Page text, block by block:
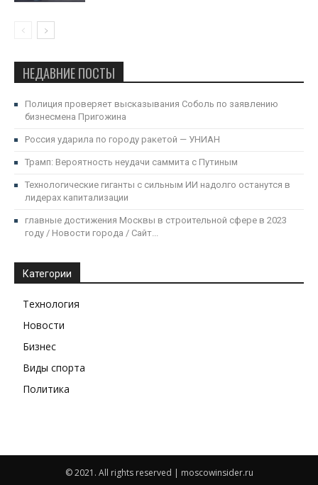
НЕДАВНИЕ ПОСТЫ
Полиция проверяет высказывания Соболь по заявлению
бизнесмена Пригожина
Россия ударила по городу ракетой — УНИАН
Трамп: Вероятность неудачи саммита с Путиным
Технологические гиганты с сильным ИИ надолго останутся в
лидерах капитализации
главные достижения Москвы в строительной сфере в 2023
году / Новости города / Сайт...
Категории
Технология
Новости
Бизнес
Виды спорта
Политика
© 2021. All rights reserved | moscowinsider.ru